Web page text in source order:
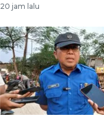
20 jam lalu